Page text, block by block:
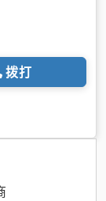
拨打